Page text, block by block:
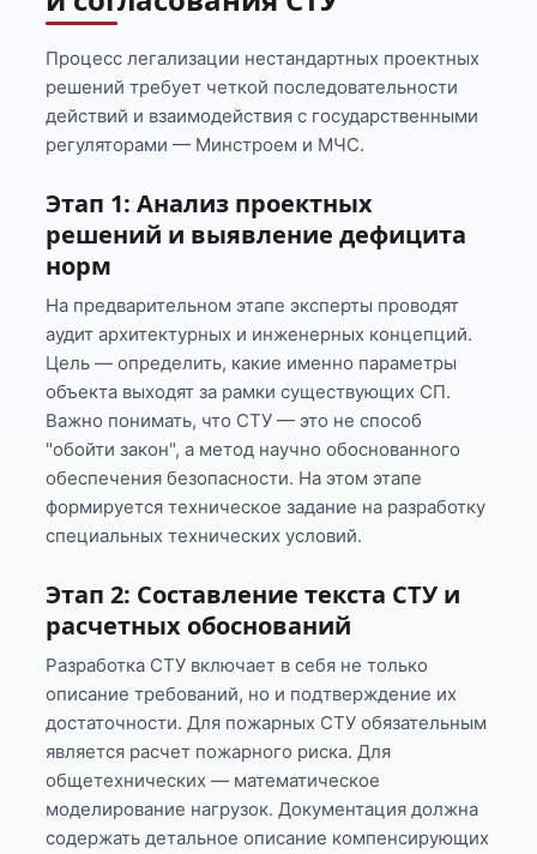
Процесс легализации нестандартных проектных
решений требует четкой последовательности
действий и взаимодействия с государственными
регуляторами — Минстроем и МЧС.
Этап 1: Анализ проектных
решений и выявление дефицита
норм
На предварительном этапе эксперты проводят
аудит архитектурных и инженерных концепций.
Цель — определить, какие именно параметры
объекта выходят за рамки существующих СП.
Важно понимать, что СТУ — это не способ
"обойти закон", а метод научно обоснованного
обеспечения безопасности. На этом этапе
формируется техническое задание на разработку
специальных технических условий.
Этап 2: Составление текста СТУ и
расчетных обоснований
Разработка СТУ включает в себя не только
описание требований, но и подтверждение их
достаточности. Для пожарных СТУ обязательным
является расчет пожарного риска. Для
общетехнических — математическое
моделирование нагрузок. Документация должна
содержать детальное описание компенсирующих